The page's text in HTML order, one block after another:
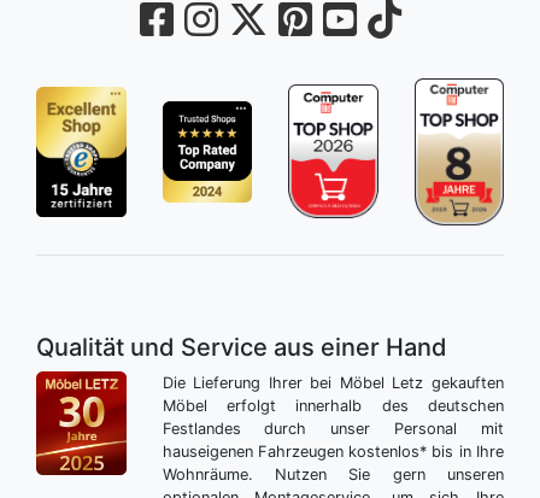
Qualität und Service aus einer Hand
Die Lieferung Ihrer bei Möbel Letz gekauften
Möbel erfolgt innerhalb des deutschen
Festlandes durch unser Personal mit
hauseigenen Fahrzeugen kostenlos* bis in Ihre
Wohnräume. Nutzen Sie gern unseren